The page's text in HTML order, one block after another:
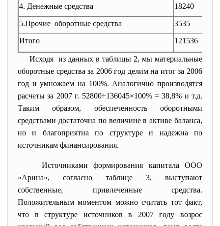
4. Денежные средства 18240
5.Прочие оборотные средства 3535
Итого 121536
Исходя из данных в таблицы 2, мы материальные
оборотные средства за 2006 год делим на итог за 2006
год и умножаем на 100%. Аналогично производятся
расчеты за 2007 г. 52800÷136045×100% = 38,8% и т.д.
Таким образом, обеспеченность оборотными
средствами достаточна по величине в активе баланса,
но и благоприятна по структуре и надежна по
источникам финансирования.
Источниками формирования капитала ООО
«Арина», согласно таблице 3, выступают
собственные, привлеченные средства.
Положительным моментом можно считать тот факт,
что в структуре источников в 2007 году возрос